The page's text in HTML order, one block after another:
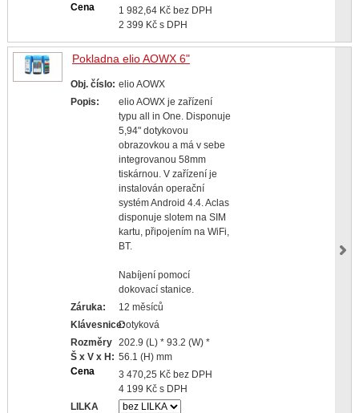
Cena
1 982,64 Kč bez DPH
2 399 Kč s DPH
Pokladna elio AOWX 6"
Obj. číslo: elio AOWX
Popis:
elio AOWX je zařízení
typu all in One. Disponuje
5,94" dotykovou
obrazovkou a má v sebe
integrovanou 58mm
tiskárnou. V zařízení je
instalován operační
systém Android 4.4. Aclas
disponuje slotem na SIM
kartu, připojením na WiFi,
BT.
Nabíjení pomocí
dokovací stanice.
Záruka:
12 měsíců
Klávesnice:Dotyková
Rozměry
Š x V x H:
202.9 (L) * 93.2 (W) *
56.1 (H) mm
Cena
3 470,25 Kč bez DPH
4 199 Kč s DPH
LILKA